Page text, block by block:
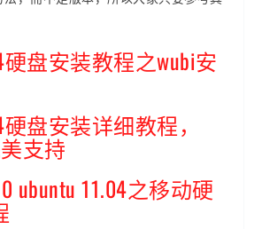
硬盘安装教程之wubi安
硬盘安装详细教程，
支持
ubuntu 11.04之移动硬